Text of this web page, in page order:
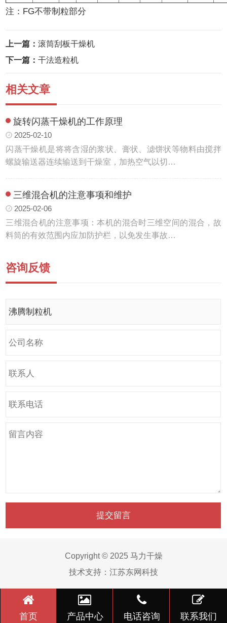
注：FG不带制粒部分
上一篇：滚筒刮板干燥机
下一篇：干法造粒机
相关文章
旋转闪蒸干燥机的工作原理
2025-02-10
闪蒸干燥机是将将含湿的浆状、膏状、滤饼状等物料由搅拌
螺旋输送器连续输送到干燥室，加热空气以切…
三维混合机的注意事项和维护
2025-02-06
三维混合机的注意事项：本机的混合时三维空间的混合，故
料筒的有效范围内应加防护栏，以免发生事故…
咨询反馈
Copyright © 2025 马力干燥
技术支持： 江苏东网科技
首页 产品中心 电话咨询 联系我们